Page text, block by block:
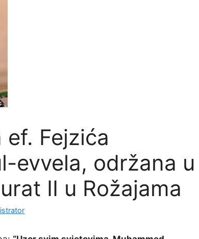
Fejzića
evv​ela, održana u
II u Rožajama